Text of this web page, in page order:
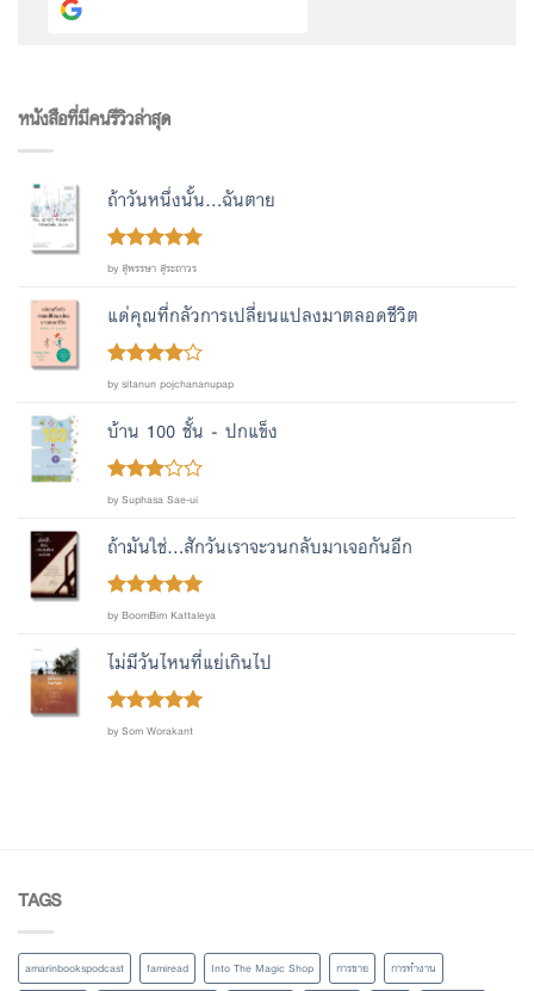
หนังสือที่มีคนรีวิวล่าสุด
ถ้าวันหนึ่งนั้น...ฉันตาย
Rated 5out
by สุพรรษา สุระถาวร
แด่คุณที่กลัวการเปลี่ยนแปลงมาตลอดชีวิต
Rated4
by sitanun pojchananupap
บ้าน 100 ชั้น - ปกแข็ง
Rated
of 5
by Suphasa Sae-ui
ถ้ามันใช่...สักวันเราจะวนกลับมาเจอกันอีก
Rated5out
by BoomBim Kattaleya
ไม่มีวันไหนที่แย่เกินไป
Rated5out
by Som Worakant
TAGS
amarinbookspodcast famiread Into The Magic Shop การขาย
การทำงาน